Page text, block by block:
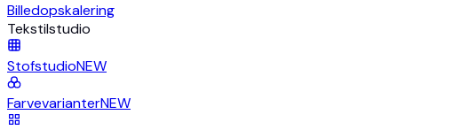
Billedopskalering
Tekstilstudio
StofstudioNEW
FarvevarianterNEW